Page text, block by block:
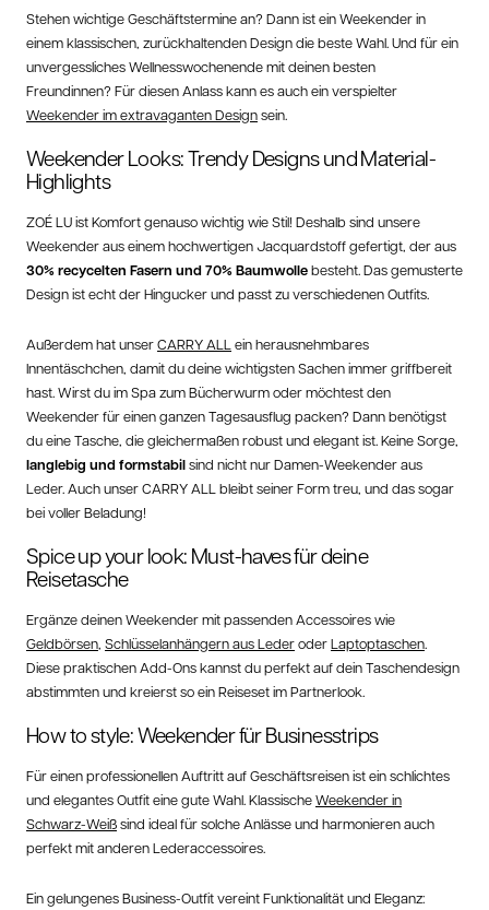
Stehen wichtige Geschäftstermine an? Dann ist ein Weekender in
einem klassischen, zurückhaltenden Design die beste Wahl. Und für ein
unvergessliches Wellnesswochenende mit deinen besten
Freundinnen? Für diesen Anlass kann es auch ein verspielter
Weekender im extravaganten Designsein.
Weekender Looks: Trendy Designs und Material-
Highlights
ZOÉ LU ist Komfort genauso wichtig wie Stil! Deshalb sind unsere
Weekender aus einem hochwertigen Jacquardstoff gefertigt, der aus
30% recycelten Fasern und 70% Baumwollebesteht. Das gemusterte
Design ist echt der Hingucker und passt zu verschiedenen Outfits.
Außerdem hat unserCARRY ALL ein herausnehmbares
Innentäschchen, damit du deine wichtigsten Sachen immer griffbereit
hast. Wirst du im Spa zum Bücherwurm oder möchtest den
Weekender für einen ganzen Tagesausflug packen? Dann benötigst
du eine Tasche, die gleichermaßen robust und elegant ist. Keine Sorge,
langlebig und formstabilsind nicht nur Damen-Weekender aus
Leder. Auch unser CARRY ALL bleibt seiner Form treu, und das sogar
bei voller Beladung!
Spice up your look: Must-haves für deine
Reisetasche
Ergänze deinen Weekender mit passenden Accessoires wie
Geldbörsen, Schlüsselanhängern aus LederoderLaptoptaschen.
Diese praktischen Add-Ons kannst du perfekt auf dein Taschendesign
abstimmten und kreierst so ein Reiseset im Partnerlook.
How to style: Weekender für Businesstrips
Für einen professionellen Auftritt auf Geschäftsreisen ist ein schlichtes
und elegantes Outfit eine gute Wahl. KlassischeWeekender in
Schwarz-Weißsind ideal für solche Anlässe und harmonieren auch
perfekt mit anderen Lederaccessoires.
Ein gelungenes Business-Outfit vereint Funktionalität und Eleganz: